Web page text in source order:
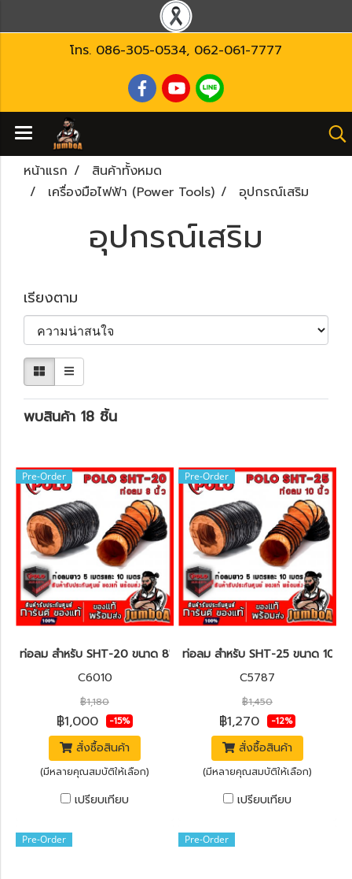
โทร. 086-305-0534, 062-061-7777
หน้าแรก
สินค้าทั้งหมด
เครื่องมือไฟฟ้า (Power Tools)
อุปกรณ์เสริม
อุปกรณ์เสริม
เรียงตาม
พบสินค้า 18 ชิ้น
Pre-Order
ท่อลม สำหรับ SHT-20 ขนาด 8" POLO
C6010
฿1,180
฿1,000 -15%
สั่งซื้อสินค้า
(มีหลายคุณสมบัติให้เลือก)
เปรียบเทียบ
Pre-Order
ท่อลม สำหรับ SHT-25 ขนาด 10"
C5787
฿1,450
฿1,270 -12%
สั่งซื้อสินค้า
(มีหลายคุณสมบัติให้เลือก)
เปรียบเทียบ
Pre-Order Pre-Order